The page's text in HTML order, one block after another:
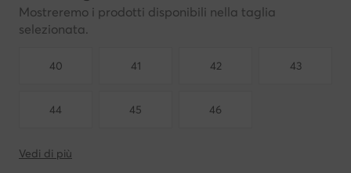
Mostreremo i prodotti disponibili nella taglia
selezionata.
40 41 42 43
44 45 46
Vedi di più